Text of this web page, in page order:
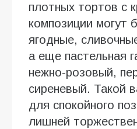
плотных тортов с
композиции могут
ягодные,
а еще пастельная
нежно-розовый,
сиреневый. Такой
для спокойного
лишней